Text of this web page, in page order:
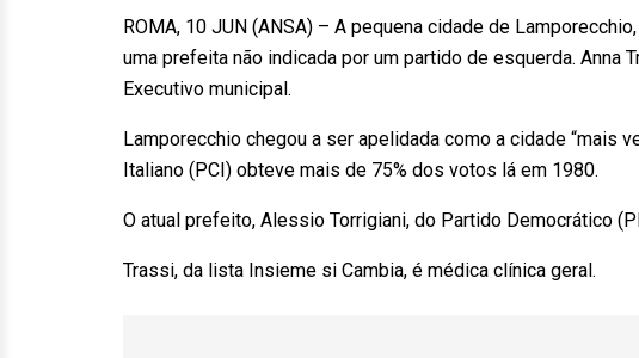
ROMA, 10 JUN (ANSA) – A pequena cidade de
uma prefeita não indicada por um partido de esquerda. Anna
Executivo municipal.
Lamporecchio chegou a ser apelidada como a cidade “mais
Italiano (PCI) obteve mais de 75% dos votos lá em 1980.
O atual prefeito, Alessio Torrigiani, do Partido Democrático
Trassi, da lista Insieme si Cambia, é médica clínica geral.